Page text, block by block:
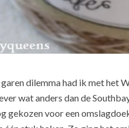
dilemma had ik met het
wat anders dan de
gekozen voor een